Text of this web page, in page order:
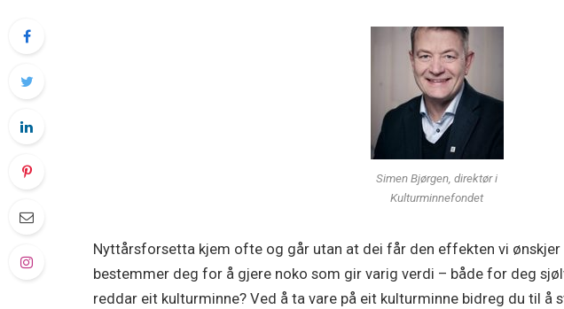
Simen Bjørgen, direktør i
Kulturminnefondet
Nyttårsforsetta kjem ofte og går utan at dei får den effekten vi ønskjer
bestemmer deg for å gjere noko som gir varig verdi – både for deg
reddar eit kulturminne? Ved å ta vare på eit kulturminne bidreg du til å